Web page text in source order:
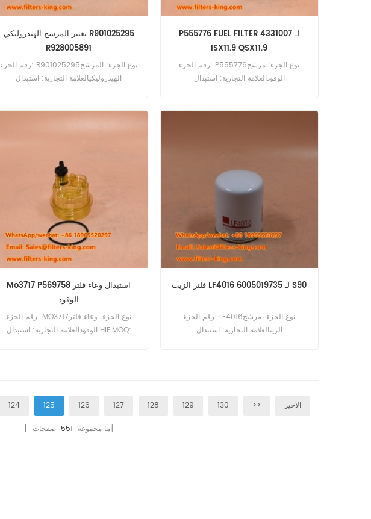
تغيير المرشح الهيدروليكي R901025295
R928005891
رقم الجزء: R901025295نوع الجزء: المرشح
الهيدروليكيالعلامة التجارية: استبدال
P555776 FUEL FILTER 4331007 لـ
ISX11.9 QSX11.9
رقم الجزء: P555776نوع الجزء: مرشح
الوقودالعلامة التجارية: استبدال
Mo3717 P569758 استبدال وعاء فلتر
الوقود
رقم الجزء: MO3717نوع الجزء: وعاء فلتر
الوقودالعلامة التجارية: استبدال HIFIMOQ:
فلتر الزيت LF4016 6005019735 لـ S90
رقم الجزء: LF4016نوع الجزء: مرشح
الزيتالعلامة التجارية: استبدال
124 125 126 127 128 129 130 >> الاخير
[ ما مجموعه 551 صفحات]